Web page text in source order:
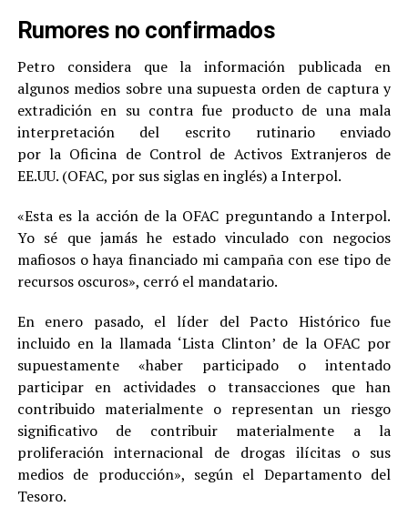
Rumores no confirmados
Petro considera que la información publicada en
algunos medios sobre una supuesta orden de captura y
extradición en su contra fue producto de una mala
interpretación del escrito rutinario enviado
por la Oficina de Control de Activos Extranjeros de
EE.UU. (OFAC, por sus siglas en inglés) a Interpol.
«Esta es la acción de la OFAC preguntando a Interpol.
Yo sé que jamás he estado vinculado con negocios
mafiosos o haya financiado mi campaña con ese tipo de
recursos oscuros», cerró el mandatario.
En enero pasado, el líder del Pacto Histórico fue
incluido en la llamada ‘Lista Clinton’ de la OFAC por
supuestamente «haber participado o intentado
participar en actividades o transacciones que han
contribuido materialmente o representan un riesgo
significativo de contribuir materialmente a la
proliferación internacional de drogas ilícitas o sus
medios de producción», según el Departamento del
Tesoro.